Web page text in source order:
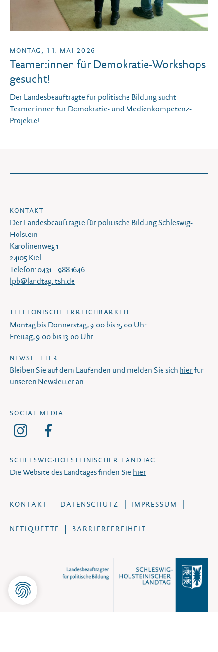
MONTAG, 11. MAI 2026
Teamer:innen für Demokratie-Workshops
gesucht!
Der Landesbeauftragte für politische Bildung sucht
Teamer:innen für Demokratie- und Medienkompetenz-
Projekte!
KONTAKT
Der Landesbeauftragte für politische Bildung Schleswig-
Holstein
Karolinenweg 1
24105 Kiel
Telefon: 0431 – 988 1646
lpb@landtag.ltsh.de
TELEFONISCHE ERREICHBARKEIT
Montag bis Donnerstag, 9.00 bis 15.00 Uhr
Freitag, 9.00 bis 13.00 Uhr
NEWSLETTER
Bleiben Sie auf dem Laufenden und melden Sie sich hierfür
unseren Newsletter an.
SOCIAL MEDIA
SCHLESWIG-HOLSTEINISCHER LANDTAG
Die Website des Landtages finden Sie hier
KONTAKT DATENSCHUTZ IMPRESSUM
NETIQUETTE BARRIEREFREIHEIT